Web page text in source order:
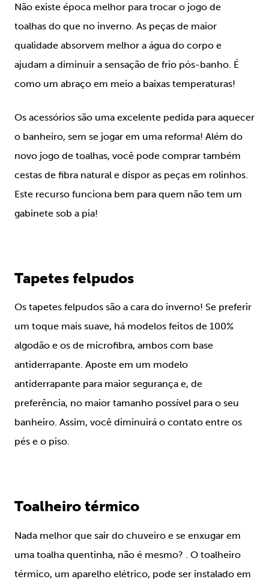
Não existe época melhor para trocar o jogo de
toalhas do que no inverno. As peças de maior
qualidade absorvem melhor a água do corpo e
ajudam a diminuir a sensação de frio pós-banho. É
como um abraço em meio a baixas temperaturas!
Os acessórios são uma excelente pedida para aquecer
o banheiro, sem se jogar em uma reforma! Além do
novo jogo de toalhas, você pode comprar também
cestas de fibra natural e dispor as peças em rolinhos.
Este recurso funciona bem para quem não tem um
gabinete sob a pia!
Tapetes felpudos
Os tapetes felpudos são a cara do inverno! Se preferir
um toque mais suave, há modelos feitos de 100%
algodão e os de microfibra, ambos com base
antiderrapante. Aposte em um modelo
antiderrapante para maior segurança e, de
preferência, no maior tamanho possível para o seu
banheiro. Assim, você diminuirá o contato entre os
pés e o piso.
Toalheiro térmico
Nada melhor que sair do chuveiro e se enxugar em
uma toalha quentinha, não é mesmo? . O toalheiro
térmico, um aparelho elétrico, pode ser instalado em